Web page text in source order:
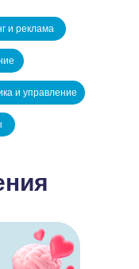
и реклама
и управление